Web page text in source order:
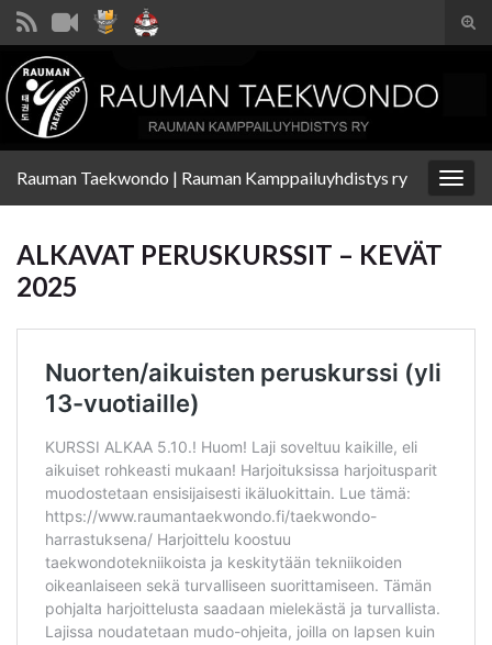
Rauman Taekwondo | Rauman Kamppailuyhdistys ry
ALKAVAT PERUSKURSSIT – KEVÄT
2025